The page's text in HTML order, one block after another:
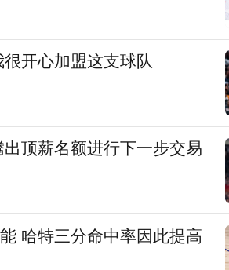
开心加盟这支球队
顶薪名额进行下一步交易
哈特三分命中率因此提高